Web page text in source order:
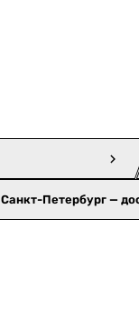
Санкт-Петербург —